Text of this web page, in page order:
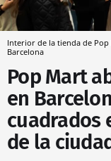
Interior de la tienda de
Barcelona
Pop Mart
en
cuadrados
de la